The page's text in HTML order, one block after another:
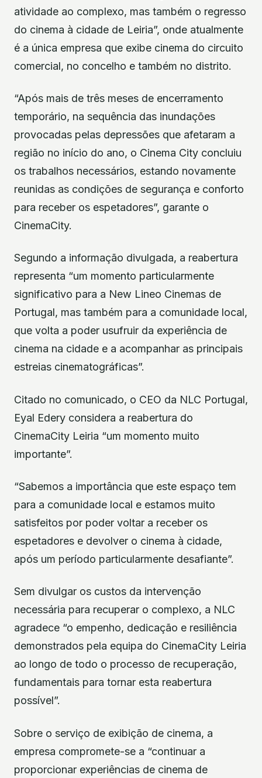
atividade ao complexo, mas também o regresso
do cinema à cidade de Leiria”, onde atualmente
é a única empresa que exibe cinema do circuito
comercial, no concelho e também no distrito.
“Após mais de três meses de encerramento
temporário, na sequência das inundações
provocadas pelas depressões que afetaram a
região no início do ano, o Cinema City concluiu
os trabalhos necessários, estando novamente
reunidas as condições de segurança e conforto
para receber os espetadores”, garante o
CinemaCity.
Segundo a informação divulgada, a reabertura
representa “um momento particularmente
significativo para a New Lineo Cinemas de
Portugal, mas também para a comunidade local,
que volta a poder usufruir da experiência de
cinema na cidade e a acompanhar as principais
estreias cinematográficas”.
Citado no comunicado, o CEO da NLC Portugal,
Eyal Edery considera a reabertura do
CinemaCity Leiria “um momento muito
importante”.
“Sabemos a importância que este espaço tem
para a comunidade local e estamos muito
satisfeitos por poder voltar a receber os
espetadores e devolver o cinema à cidade,
após um período particularmente desafiante”.
Sem divulgar os custos da intervenção
necessária para recuperar o complexo, a NLC
agradece “o empenho, dedicação e resiliência
demonstrados pela equipa do CinemaCity Leiria
ao longo de todo o processo de recuperação,
fundamentais para tornar esta reabertura
possível”.
Sobre o serviço de exibição de cinema, a
empresa compromete-se a “continuar a
proporcionar experiências de cinema de